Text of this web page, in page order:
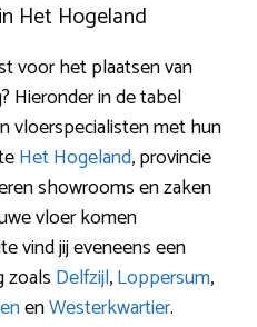
Het Hogeland
voor het plaatsen van
Hieronder in de tabel
vloerspecialisten met hun
Het Hogeland, provincie
showrooms en zaken
vloer komen
vind jij eveneens een
zoals Delfzijl,Loppersum,
enWesterkwartier.